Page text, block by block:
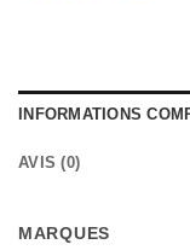
INFORMATIONS
AVIS (0)
MARQUES